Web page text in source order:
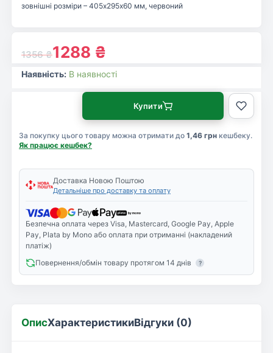
1356₴1288 ₴
зовнішні розміри – 405х295х60 мм, червоний
Наявність: В наявності
За покупку цього товару можна отримати до 1,46 грн кешбеку.
Як працює кешбек?
Купити
Доставка Новою Поштою
Детальніше про доставку та оплату
Безпечна оплата через Visa, Mastercard, Google Pay, Apple
Pay, Plata by Mono або оплата при отриманні (накладений
платіж)
Повернення/обмін товару протягом 14 днів
?
ОписХарактеристикиВідгуки (0)